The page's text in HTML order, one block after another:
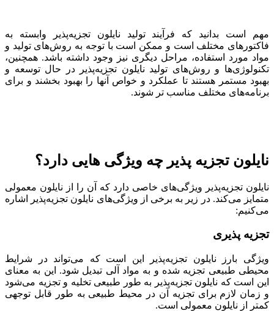
مهم است بدانید که فرآیند تولید نایلون تجزیه‌پذیر وابسته به
فاکتورهای مختلف است و ممکن است با توجه به روش‌های تولید و
مواد مورد استفاده، مراحل دیگری نیز وجود داشته باشد. همچنین،
تکنولوژی‌ها و روش‌های تولید نایلون تجزیه‌پذیر در حال توسعه و
بهبود مستمر هستند تا عملکرد و خواص آنها را بهبود بخشند و برای
برنامه‌های مختلف مناسب تر شوند.
نایلون تجزیه پذیر چه ویژگی هایی دارد؟
نایلون تجزیه‌پذیر ویژگی‌های خاصی دارد که آن را از نایلون معمولی
متمایز می‌کند. در زیر به برخی از ویژگی‌های نایلون تجزیه‌پذیر اشاره
می‌کنيم:
تجزیه پذیری
ویژگی بارز نایلون تجزیه‌پذیر این است که می‌تواند در شرایط
محیطی طبیعی تجزیه شده و به مواد آلی تبدیل شود. این به معنای
این است که نایلون تجزیه‌پذیر به طور طبیعی تخلیه و تجزیه می‌شود
و زمان لازم برای تجزیه آن در محیط طبیعی به طور قابل توجهی
کمتر از نایلون معمولی است.